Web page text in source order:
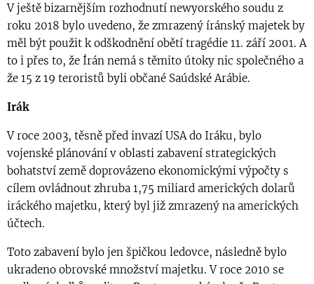
V ještě bizarnějším rozhodnutí newyorského soudu z
roku 2018 bylo uvedeno, že zmrazený íránský majetek by
měl být použit k odškodnění obětí tragédie 11. září 2001. A
to i přes to, že Írán nemá s těmito útoky nic společného a
že 15 z 19 teroristů byli občané Saúdské Arábie.
Irák
V roce 2003, těsně před invazí USA do Iráku, bylo
vojenské plánování v oblasti zabavení strategických
bohatství země doprovázeno ekonomickými výpočty s
cílem ovládnout zhruba 1,75 miliard amerických dolarů
iráckého majetku, který byl již zmrazený na amerických
účtech.
Toto zabavení bylo jen špičkou ledovce, následně bylo
ukradeno obrovské množství majetku. V roce 2010 se